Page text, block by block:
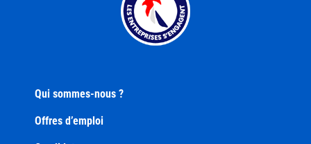
Qui sommes-nous ?
Offres d’emploi